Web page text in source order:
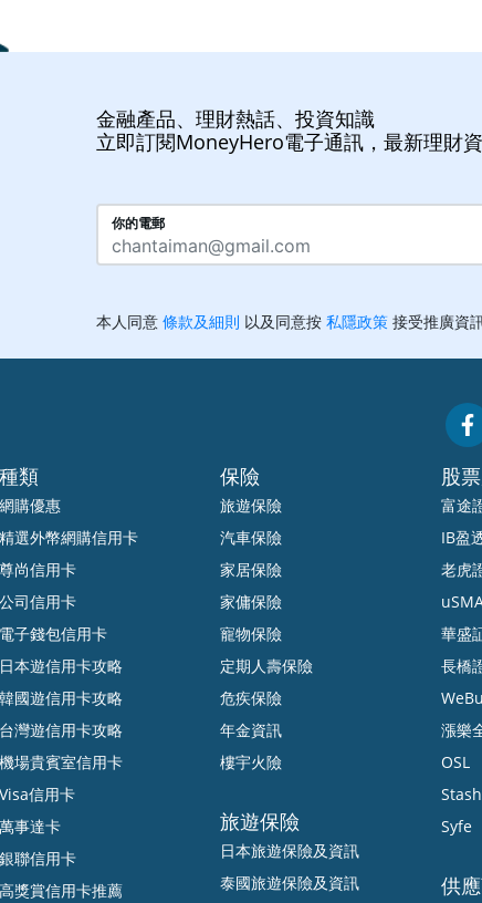
金融產品、理財熱話、投資知識
立即訂閱MoneyHero電子通訊，最新理財
種類
網購優惠
精選外幣網購信用卡
尊尚信用卡
公司信用卡
電子錢包信用卡
日本遊信用卡攻略
韓國遊信用卡攻略
台灣遊信用卡攻略
機場貴賓室信用卡
Visa信用卡
萬事達卡
銀聯信用卡
高獎賞信用卡推薦
保險
旅遊保險
汽車保險
家居保險
家傭保險
寵物保險
定期人壽保險
危疾保險
年金資訊
樓宇火險
旅遊保險
日本旅遊保險及資訊
泰國旅遊保險及資訊
股
富途
IB盈
老虎
華盛
長橋
漲樂
OSL
Syfe
供